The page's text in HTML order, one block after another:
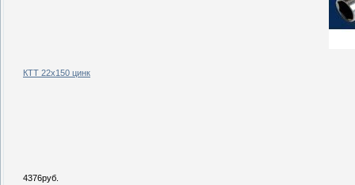
КТТ 22х150 цинк
4376руб.